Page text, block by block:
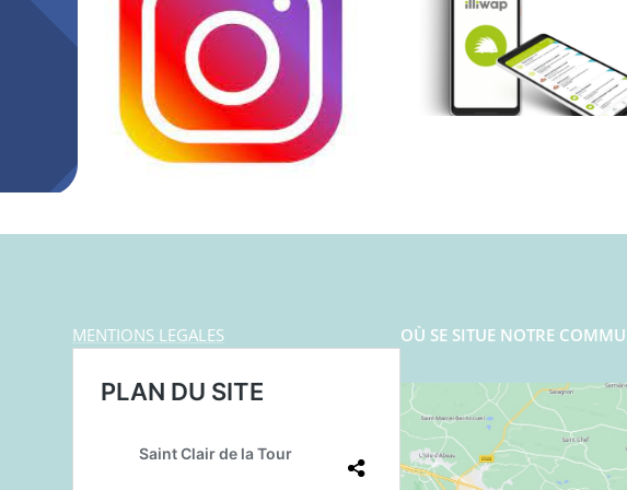
MENTIONS LEGALES OÙ SE SITUE NOTRE